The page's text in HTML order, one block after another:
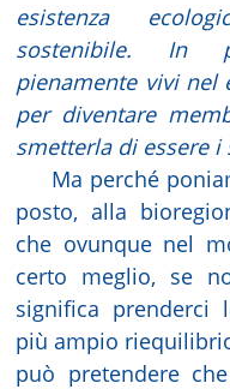
esistenza
sostenibile. In
pienamente vivi nel
per diventare
smetterla di essere i
Ma perché
posto, alla
che ovunque nel
certo meglio, se
significa prenderci
più ampio
può pretendere